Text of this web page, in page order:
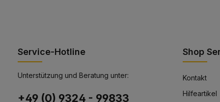
Service-Hotline
Unterstützung und Beratung unter:
+49 (0) 9324 - 99833
Shop
Kontakt
Hilfeartikel